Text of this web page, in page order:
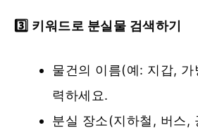
3️⃣ 키워드로 분실물 검색하기
물건의 이름(예: 지갑, 가
력하세요.
분실 장소(지하철, 버스,